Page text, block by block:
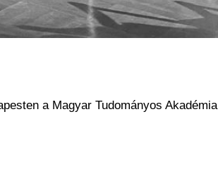
a Magyar Tudományos Akadémia